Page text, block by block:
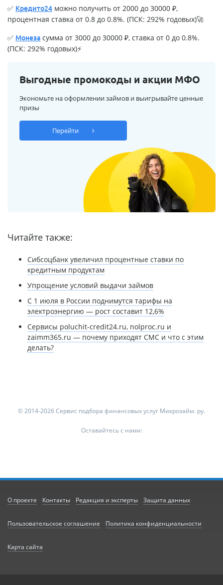
✅ Кредито24 можно получить от 2000 до 30000 ₽,
процентная ставка от 0.8 до 0.8%. (ПСК: 292% годовых)🚀
✅ Монеза сумма от 3000 до 30000 ₽, ставка от 0 до 0.8%.
(ПСК: 292% годовых)⚡
Выгодные промокоды и акции МФО
Экономьте на оформлении займов и выигрывайте ценные
призы
Перейти
Читайте также:
Сибсоцбанк увеличил процентные ставки по
кредитным продуктам
Упрощение условий выдачи займов
С 1 июля в России поднимутся тарифы на
электроэнергию — рост составит 12,6%
Сервисы poluchit-credit24.ru, nolproc.ru и
zaimm365.ru — почему приходят СМС и что с этим
делать?
© 2014-2026 Сервис подбора финансовых услуг Микрозайм. ру.
Оставайтесь с нами:
О проекте Контакты Редакция и эксперты Защита данных
Пользовательское соглашение Политика конфиденциальности
Карта сайта